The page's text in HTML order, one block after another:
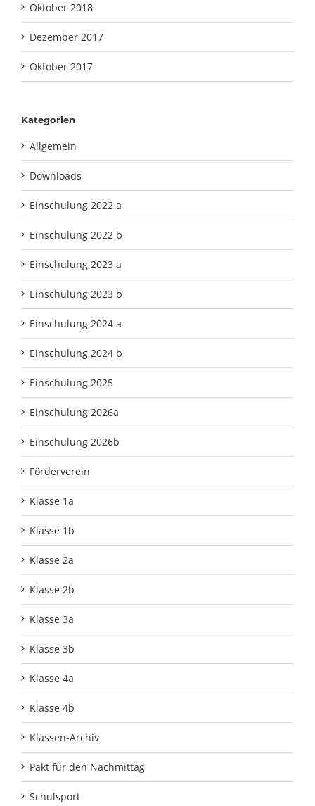
Oktober 2018
Dezember 2017
Oktober 2017
Kategorien
Allgemein
Downloads
Einschulung 2022 a
Einschulung 2022 b
Einschulung 2023 a
Einschulung 2023 b
Einschulung 2024 a
Einschulung 2024 b
Einschulung 2025
Einschulung 2026a
Einschulung 2026b
Förderverein
Klasse 1a
Klasse 1b
Klasse 2a
Klasse 2b
Klasse 3a
Klasse 3b
Klasse 4a
Klasse 4b
Klassen-Archiv
Pakt für den Nachmittag
Schulsport